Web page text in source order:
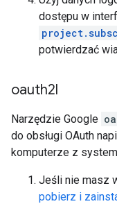
dostępu w
potwierdzać
oauth2l
Narzędzie Google
do obsługi OAuth
komputerze z
Jeśli nie masz
pobierz i